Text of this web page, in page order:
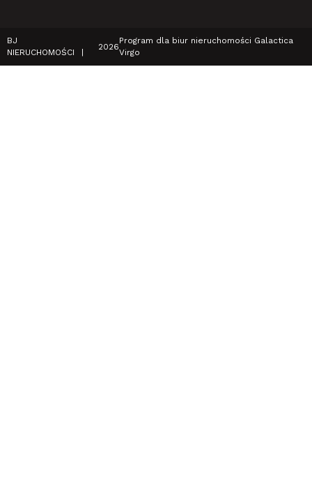
BJ
NIERUCHOMOŚCI
2026
Program dla biur nieruchomości Galactica
Virgo